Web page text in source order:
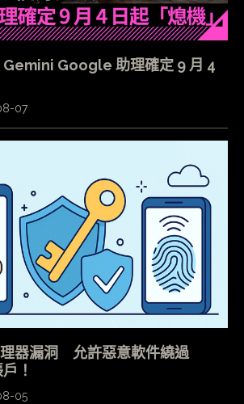
Gemini Google 助理確定 9 月 4
07
器漏洞 允許惡意軟件繞過
！
05